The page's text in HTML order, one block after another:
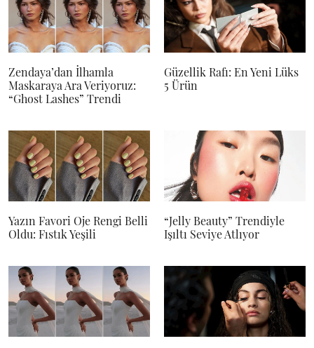
Zendaya’dan İlhamla
Maskaraya Ara Veriyoruz:
“Ghost Lashes” Trendi
Güzellik Rafı: En Yeni Lüks
5 Ürün
Yazın Favori Oje Rengi Belli
Oldu: Fıstık Yeşili
“Jelly Beauty” Trendiyle
Işıltı Seviye Atlıyor